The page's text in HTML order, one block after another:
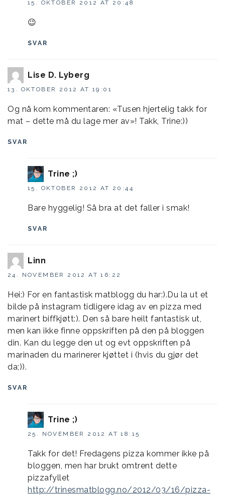
15. OKTOBER 2012 AT 20:48
😉
SVAR
Lise D. Lyberg
13. OKTOBER 2012 AT 19:01
Og nå kom kommentaren: «Tusen hjertelig takk for
mat – dette må du lage mer av»! Takk, Trine:))
SVAR
Trine ;)
15. OKTOBER 2012 AT 20:44
Bare hyggelig! Så bra at det faller i smak!
SVAR
Linn
24. NOVEMBER 2012 AT 16:22
Hei:) For en fantastisk matblogg du har:).Du la ut et
bilde på instagram tidligere idag av en pizza med
marinert biffkjøtt:). Den så bare heilt fantastisk ut,
men kan ikke finne oppskriften på den på bloggen
din. Kan du legge den ut og evt oppskriften på
marinaden du marinerer kjøttet i (hvis du gjør det
da;)).
SVAR
Trine ;)
25. NOVEMBER 2012 AT 18:15
Takk for det! Fredagens pizza kommer ikke på
bloggen, men har brukt omtrent dette
pizzafyllet
http://trinesmatblogg.no/2012/03/16/pizza-